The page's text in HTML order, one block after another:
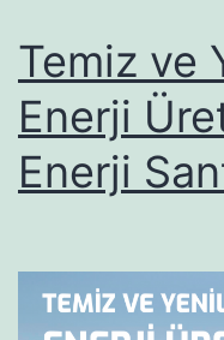
Temiz ve
Enerji
Enerji